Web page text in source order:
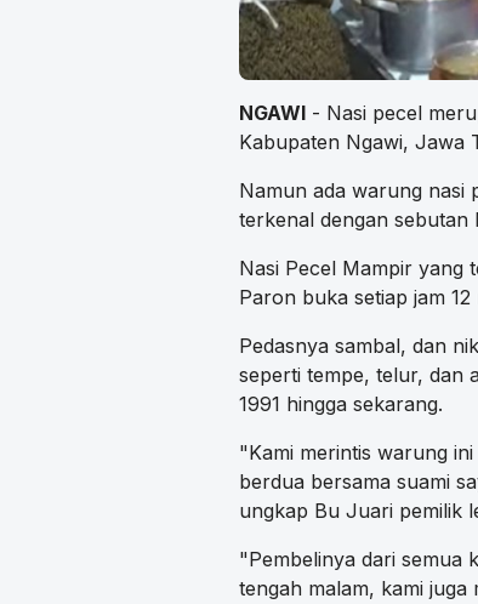
NGAWI - Nasi pecel
Kabupaten Ngawi, Jawa
Namun ada warung nasi
terkenal dengan sebutan
Nasi Pecel Mampir yang
Paron buka setiap jam 12
Pedasnya sambal, dan
seperti tempe, telur, dan
1991 hingga sekarang.
"Kami merintis warung
berdua bersama suami
ungkap Bu Juari pemilik
"Pembelinya dari semua
tengah malam, kami